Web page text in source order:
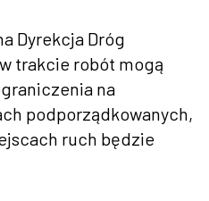
Dyrekcja Dróg
trakcie robót mogą
na
podporządkowanych,
ruch będzie